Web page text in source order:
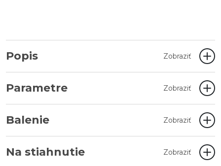
Popis Zobraziť
Parametre Zobraziť
Balenie Zobraziť
Na stiahnutie Zobraziť